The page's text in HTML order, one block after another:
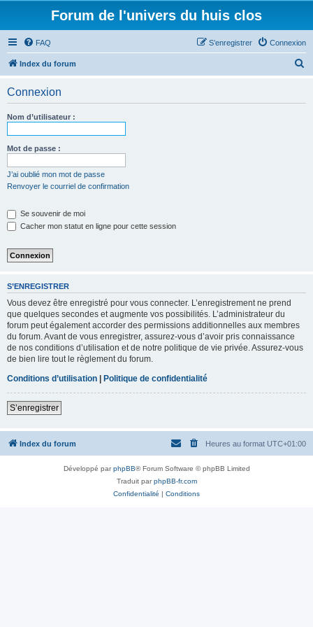
Forum de l'univers du huis clos
FAQ Connexion
S’enregistrer
Index du forum
Connexion
Nom d’utilisateur :
Mot de passe :
J’ai oublié mon mot de passe
Renvoyer le courriel de confirmation
Se souvenir de moi
Cacher mon statut en ligne pour cette session
S’ENREGISTRER
Vous devez être enregistré pour vous connecter. L’enregistrement ne prend
que quelques secondes et augmente vos possibilités. L’administrateur du
forum peut également accorder des permissions additionnelles aux membres
du forum. Avant de vous enregistrer, assurez-vous d’avoir pris connaissance
de nos conditions d’utilisation et de notre politique de vie privée. Assurez-vous
de bien lire tout le règlement du forum.
Conditions d’utilisation | Politique de confidentialité
S’enregistrer
Index du forum Heures au format UTC+01:00
Développé parphpBB® Forum Software © phpBB Limited
Traduit parphpBB-fr.com
Confidentialité | Conditions